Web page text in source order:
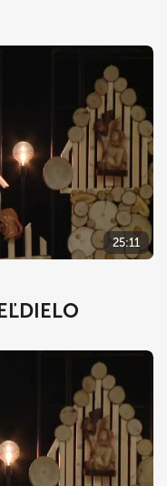
25:11